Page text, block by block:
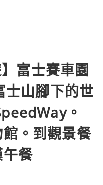
】富士賽車園
山腳下的世
。
。到觀景餐
餐